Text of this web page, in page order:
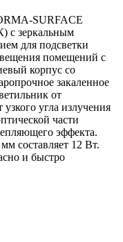
SURFACE
с зеркальным
для подсветки
помещений с
корпус со
закаленное
от
узкого угла излучения
части
эффекта.
составляет 12 Вт.
и быстро